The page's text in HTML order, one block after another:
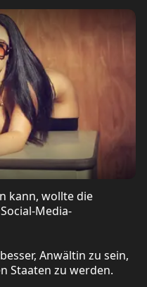
kann, wollte die
Media-
Anwältin zu sein,
Staaten zu werden.